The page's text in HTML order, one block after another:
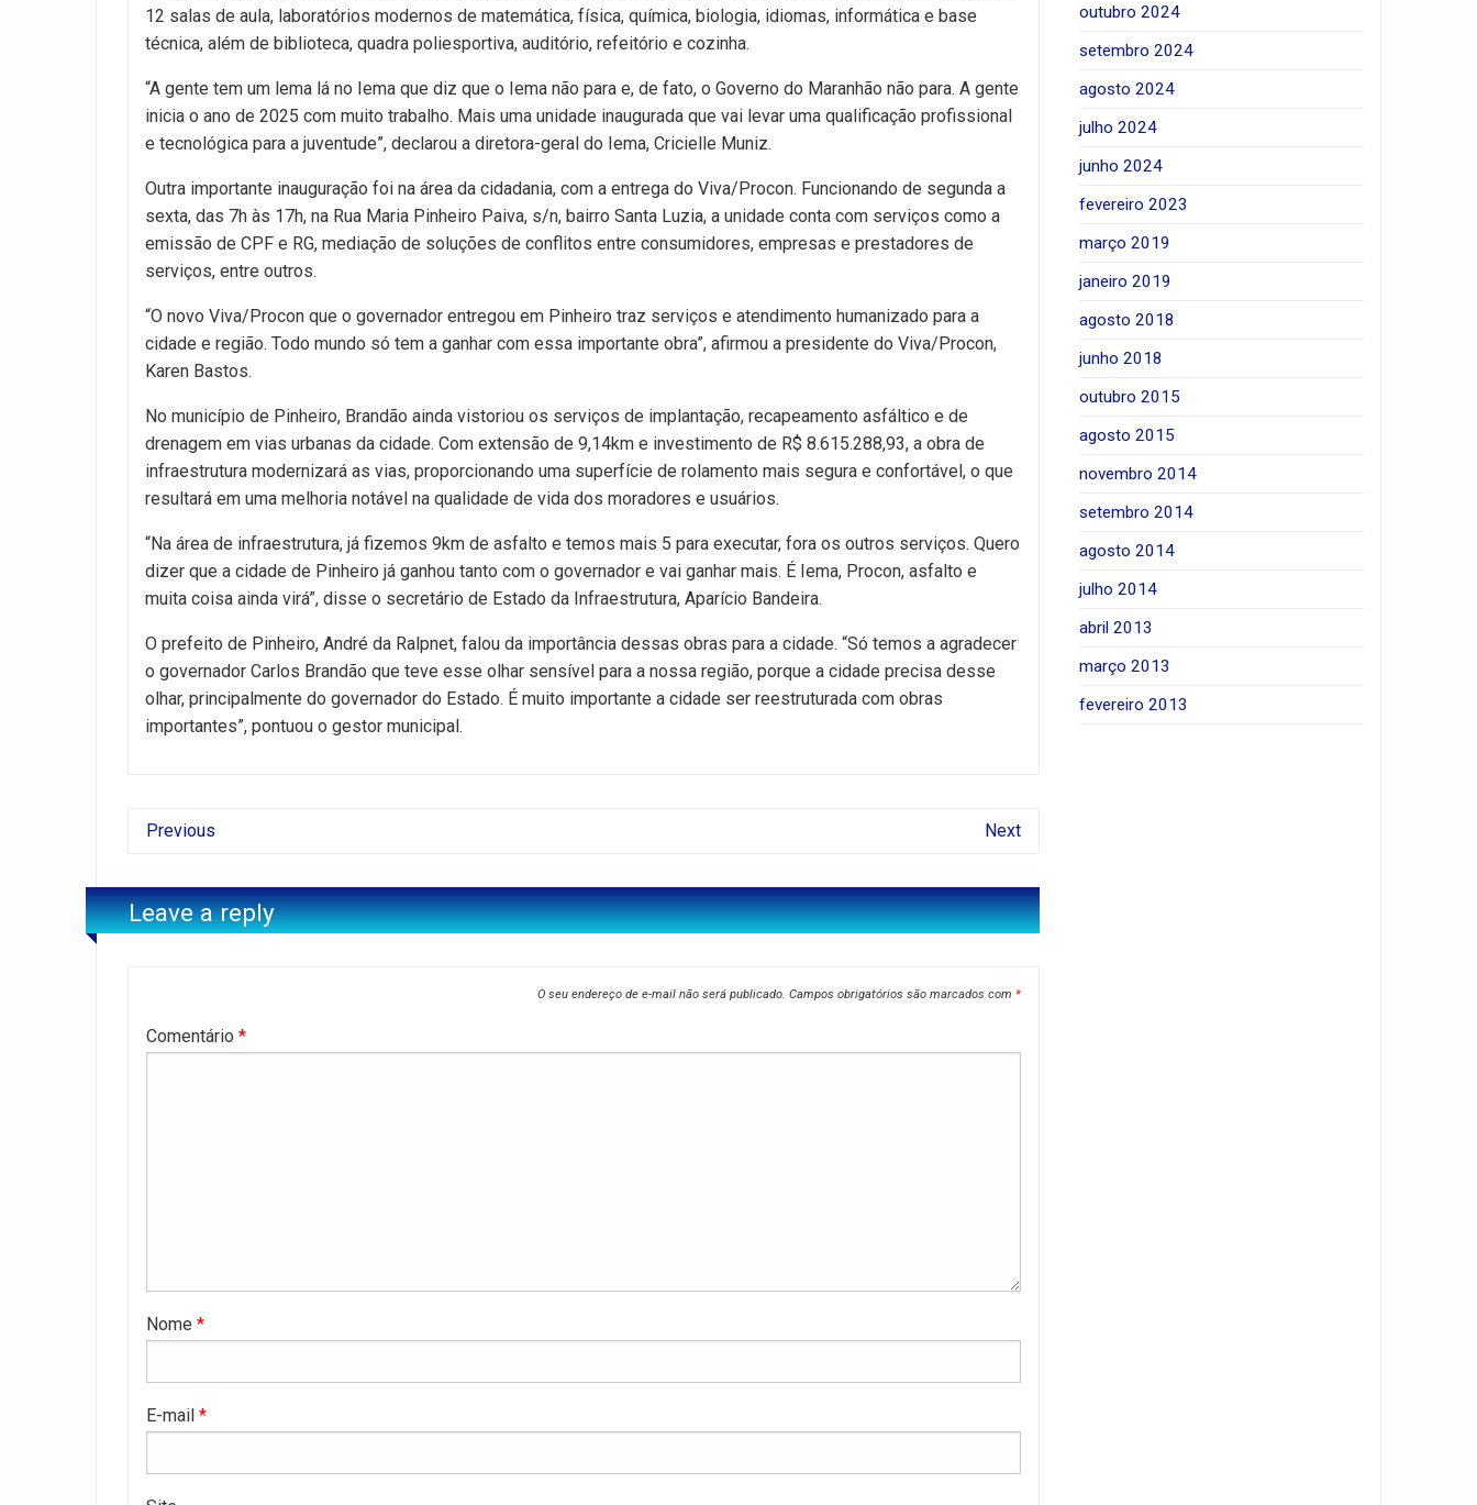
12 salas de aula, laboratórios modernos de matemática, física, química, biologia, idiomas, informática e base
técnica, além de biblioteca, quadra poliesportiva, auditório, refeitório e cozinha.
“A gente tem um lema lá no Iema que diz que o Iema não para e, de fato, o Governo do Maranhão não para. A gente
inicia o ano de 2025 com muito trabalho. Mais uma unidade inaugurada que vai levar uma qualificação profissional
e tecnológica para a juventude”, declarou a diretora-geral do Iema, Cricielle Muniz.
Outra importante inauguração foi na área da cidadania, com a entrega do Viva/Procon. Funcionando de segunda a
sexta, das 7h às 17h, na Rua Maria Pinheiro Paiva, s/n, bairro Santa Luzia, a unidade conta com serviços como a
emissão de CPF e RG, mediação de soluções de conflitos entre consumidores, empresas e prestadores de
serviços, entre outros.
“O novo Viva/Procon que o governador entregou em Pinheiro traz serviços e atendimento humanizado para a
cidade e região. Todo mundo só tem a ganhar com essa importante obra”, afirmou a presidente do Viva/Procon,
Karen Bastos.
No município de Pinheiro, Brandão ainda vistoriou os serviços de implantação, recapeamento asfáltico e de
drenagem em vias urbanas da cidade. Com extensão de 9,14km e investimento de R$ 8.615.288,93, a obra de
infraestrutura modernizará as vias, proporcionando uma superfície de rolamento mais segura e confortável, o que
resultará em uma melhoria notável na qualidade de vida dos moradores e usuários.
“Na área de infraestrutura, já fizemos 9km de asfalto e temos mais 5 para executar, fora os outros serviços. Quero
dizer que a cidade de Pinheiro já ganhou tanto com o governador e vai ganhar mais. É Iema, Procon, asfalto e
muita coisa ainda virá”, disse o secretário de Estado da Infraestrutura, Aparício Bandeira.
O prefeito de Pinheiro, André da Ralpnet, falou da importância dessas obras para a cidade. “Só temos a agradecer
o governador Carlos Brandão que teve esse olhar sensível para a nossa região, porque a cidade precisa desse
olhar, principalmente do governador do Estado. É muito importante a cidade ser reestruturada com obras
importantes”, pontuou o gestor municipal.
Previous Next
Leave a reply
O seu endereço de e-mail não será publicado. Campos obrigatórios são marcados com *
Comentário *
Nome *
E-mail *
outubro 2024
setembro 2024
agosto 2024
julho 2024
junho 2024
fevereiro 2023
março 2019
janeiro 2019
agosto 2018
junho 2018
outubro 2015
agosto 2015
novembro 2014
setembro 2014
agosto 2014
julho 2014
abril 2013
março 2013
fevereiro 2013